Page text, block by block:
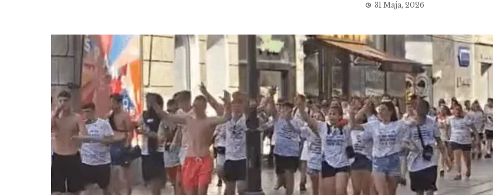
31 Maja, 2026